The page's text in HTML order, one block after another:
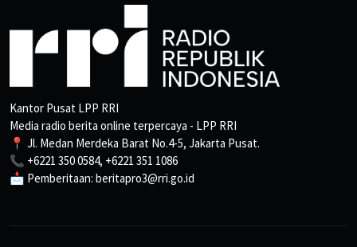
Kantor Pusat LPP RRI
Media radio berita online terpercaya - LPP RRI
📍 Jl. Medan Merdeka Barat No.4-5, Jakarta Pusat.
📞 +6221 350 0584, +6221 351 1086
📩 Pemberitaan: beritapro3@rri.go.id